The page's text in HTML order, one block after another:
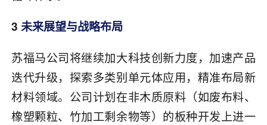
3未来展望与战略布局
苏福马公司将继续加大科技创新力度，加速产品
迭代升级，探索多类别单元体应用，精准布局新
材料领域。公司计划在非木质原料（如废布料、
橡塑颗粒、竹加工剩余物等）的板种开发上进一